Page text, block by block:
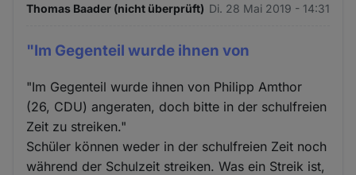
Thomas Baader (nicht überprüft) Di. 28 Mai 2019 - 14:31
"Im Gegenteil wurde ihnen von
"Im Gegenteil wurde ihnen von Philipp Amthor
(26, CDU) angeraten, doch bitte in der schulfreien
Zeit zu streiken."
Schüler können weder in der schulfreien Zeit noch
während der Schulzeit streiken. Was ein Streik ist,